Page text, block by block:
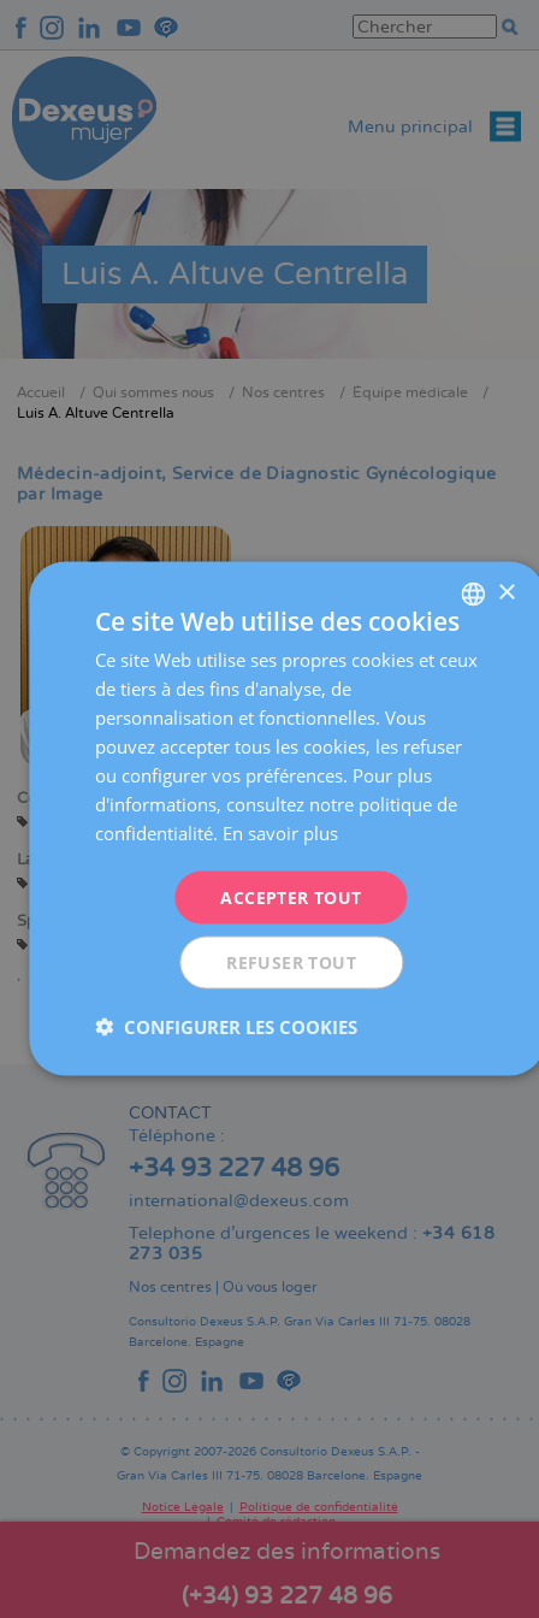
au
contenu
principal
Menu principal
Luis A. Altuve Centrella
Fil
Accueil Qui sommes nous Nos centres
Équipe médicale
Luis A. Altuve Centrella
Médecin-adjoint Service de Diagnostic Gynécologique
par Image
Centres:
Langues:
Spécialités:
Gynécologie Générale
Diagnostic Gynécologique par l’Image
Demandez des informations
(+34) 93 227 48 96
CONTACT
Téléphone :
+34 93 227 48 96
international@dexeus.com
Telephone d’urgences le weekend : +34 618
273 035
Nos centres | Où vous loger
Consultorio Dexeus S.A.P. Gran Via Carles III 71-75. 08028
Barcelone. Espagne
© Copyright 2007-2026 Consultorio Dexeus S.A.P. -
Gran Via Carles III 71-75. 08028 Barcelone. Espagne
Pie
Notice Légale
Politique de confidentialité
Comité de rédaction
SPANISH
×
Ce site Web utilise des cookies
Ce site Web utilise ses propres cookies et ceux
de tiers à des fins d'analyse, de
personnalisation et fonctionnelles. Vous
pouvez accepter tous les cookies, les refuser
ou configurer vos préférences. Pour plus
d'informations, consultez notre politique de
confidentialité. En savoir plus
ACCEPTER TOUT
REFUSER TOUT
CONFIGURER LES COOKIES